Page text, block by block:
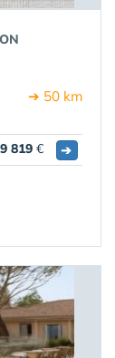
➔ 50 km
819 € ➔